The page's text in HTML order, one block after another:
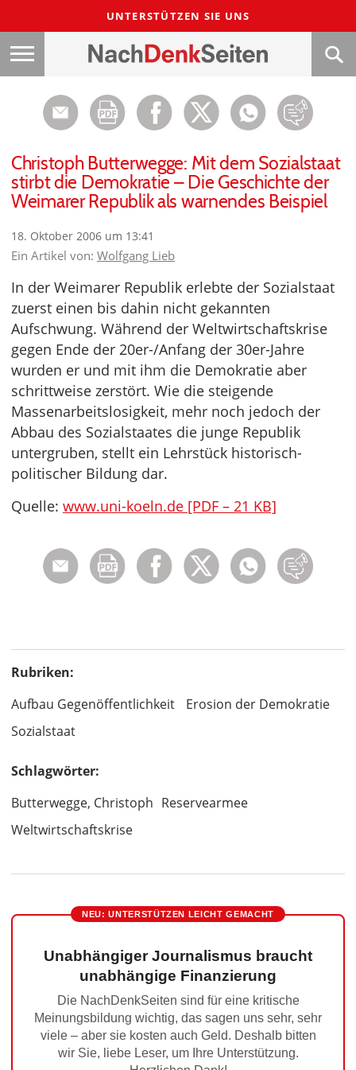
UNTERSTÜTZEN SIE UNS
Christoph Butterwegge: Mit dem Sozialstaat
stirbt die Demokratie – Die Geschichte der
Weimarer Republik als warnendes Beispiel
18. Oktober 2006 um 13:41
Ein Artikel von: Wolfgang Lieb
In der Weimarer Republik erlebte der Sozialstaat
zuerst einen bis dahin nicht gekannten
Aufschwung. Während der Weltwirtschaftskrise
gegen Ende der 20er-/Anfang der 30er-Jahre
wurden er und mit ihm die Demokratie aber
schrittweise zerstört. Wie die steigende
Massenarbeitslosigkeit, mehr noch jedoch der
Abbau des Sozialstaates die junge Republik
untergruben, stellt ein Lehrstück historisch-
politischer Bildung dar.
Quelle: www.uni-koeln.de [PDF – 21 KB]
Rubriken:
Aufbau Gegenöffentlichkeit
Erosion der Demokratie
Sozialstaat
Schlagwörter:
Butterwegge, Christoph Reservearmee
Weltwirtschaftskrise
NEU: UNTERSTÜTZEN LEICHT GEMACHT
Unabhängiger Journalismus braucht
unabhängige Finanzierung
Die NachDenkSeiten sind für eine kritische
Meinungsbildung wichtig, das sagen uns sehr, sehr
viele – aber sie kosten auch Geld. Deshalb bitten
wir Sie, liebe Leser, um Ihre Unterstützung.